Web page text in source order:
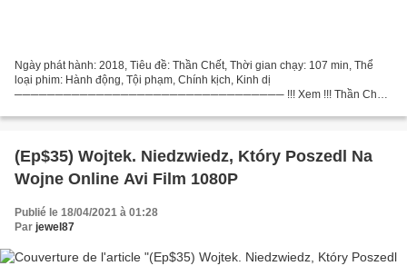
Ngày phát hành: 2018, Tiêu đề: Thần Chết, Thời gian chạy: 107 min, Thể
loại phim: Hành động, Tội phạm, Chính kịch, Kinh dị
───────────────────────────────── !!! Xem !!! Thần Chết
Canada, Nhà văn: Joe...
(Ep$35) Wojtek. Niedzwiedz, Który Poszedl Na
Wojne Online Avi Film 1080P
Publié le 18/04/2021 à 01:28
Par jewel87